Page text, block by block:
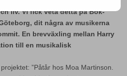
liv. Vi fick veta detta på Bok-
dit några av musikerna
En brevväxling mellan Harry
till en musikalisk
”Påtår hos Moa Martinson.